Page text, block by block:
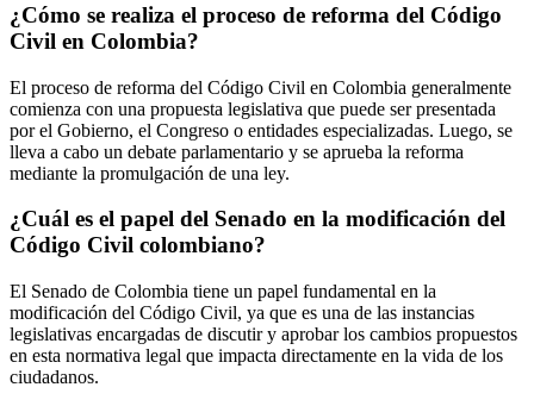
¿Cómo se realiza el proceso de reforma del Código
Civil en Colombia?
El proceso de reforma del Código Civil en Colombia generalmente
comienza con una propuesta legislativa que puede ser presentada
por el Gobierno, el Congreso o entidades especializadas. Luego, se
lleva a cabo un debate parlamentario y se aprueba la reforma
mediante la promulgación de una ley.
¿Cuál es el papel del Senado en la modificación del
Código Civil colombiano?
El Senado de Colombia tiene un papel fundamental en la
modificación del Código Civil, ya que es una de las instancias
legislativas encargadas de discutir y aprobar los cambios propuestos
en esta normativa legal que impacta directamente en la vida de los
ciudadanos.